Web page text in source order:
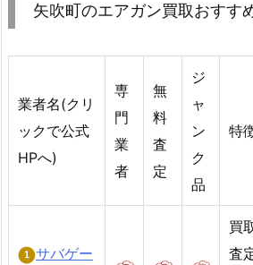
矢吹町のエアガン買取おすす
業者名(クリ
ックで公式
HPへ)
専
門
業
者
無
料
査
定
ジ
ャ
ン
ク
品
特
サバゲー
買
査